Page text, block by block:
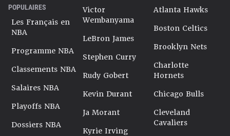
POPULAIRES
Les Français en
NBA
Programme NBA
Classements NBA
Salaires NBA
Playoffs NBA
Dossiers NBA
Victor
Wembanyama
LeBron James
Stephen Curry
Rudy Gobert
Kevin Durant
Ja Morant
Kyrie Irving
Atlanta Hawks
Boston Celtics
Brooklyn Nets
Charlotte
Hornets
Chicago Bulls
Cleveland
Cavaliers